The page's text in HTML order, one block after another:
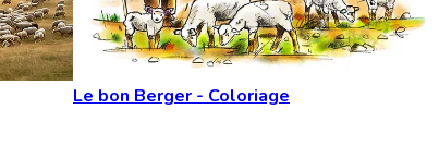
Le bon Berger - Coloriage